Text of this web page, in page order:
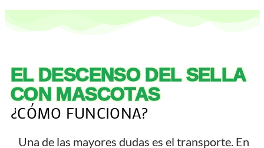
EL DESCENSO DEL SELLA
CON MASCOTAS
¿CÓMO FUNCIONA?
Una de las mayores dudas es el transporte. En